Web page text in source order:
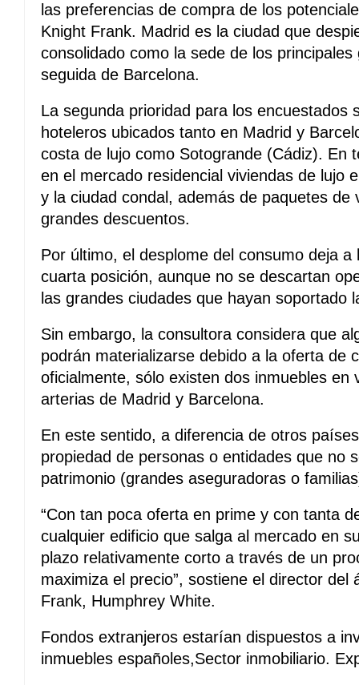
las preferencias de compra de los
Knight Frank. Madrid es la ciudad que
consolidado como la sede de los
seguida de Barcelona.
La segunda prioridad para los encuestados
hoteleros ubicados tanto en Madrid y
costa de lujo como Sotogrande (Cádiz). En
en el mercado residencial viviendas de lujo
y la ciudad condal, además de paquetes de
grandes descuentos.
Por último, el desplome del consumo deja
cuarta posición, aunque no se descartan
las grandes ciudades que hayan soportado
Sin embargo, la consultora considera que
podrán materializarse debido a la oferta de
oficialmente, sólo existen dos inmuebles en
arterias de Madrid y Barcelona.
En este sentido, a diferencia de otros
propiedad de personas o entidades que no
patrimonio (grandes aseguradoras o
“Con tan poca oferta en prime y con tanta
cualquier edificio que salga al mercado en
plazo relativamente corto a través de un
maximiza el precio”, sostiene el director del
Frank, Humphrey White.
Fondos extranjeros estarían dispuestos a
inmuebles españoles,Sector inmobiliario.